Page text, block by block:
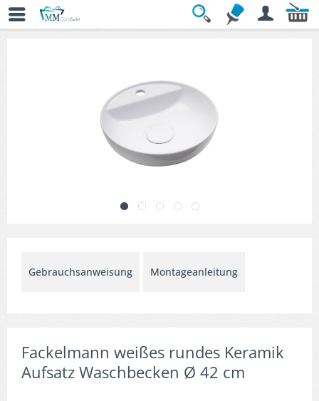
Übersicht
Gebrauchsanweisung Montageanleitung
Fackelmann weißes rundes Keramik
Aufsatz Waschbecken Ø 42 cm